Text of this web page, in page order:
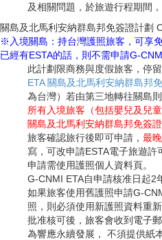
及相關問題，於旅遊行程期間
關島及北馬利安納群島邦免簽證計劃
※入境關島：持台灣護照旅客，可享
已經有ESTA的話，則不需申請G-
此計劃限商務與度假旅客，停
ETA 關島及北馬利安納群島邦
為台灣）若由第三地轉往關島
所有入境旅客（包括嬰兒及兒
關島及北馬利安納群島邦免簽證
旅客確認旅行後即可申請， 最
寫，可改申請ESTA電子旅遊許
申請需使用護照個人資料頁。
G-CNMI ETA自申請核准日起2
如果旅客使用舊護照申請G-
照，則必須使用新護照資料重新
批准核可後，旅客會收到電子
為響應永續發展， 不須提供紙